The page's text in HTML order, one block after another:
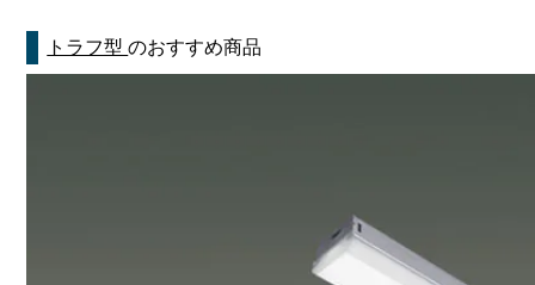
トラフ型のおすすめ商品